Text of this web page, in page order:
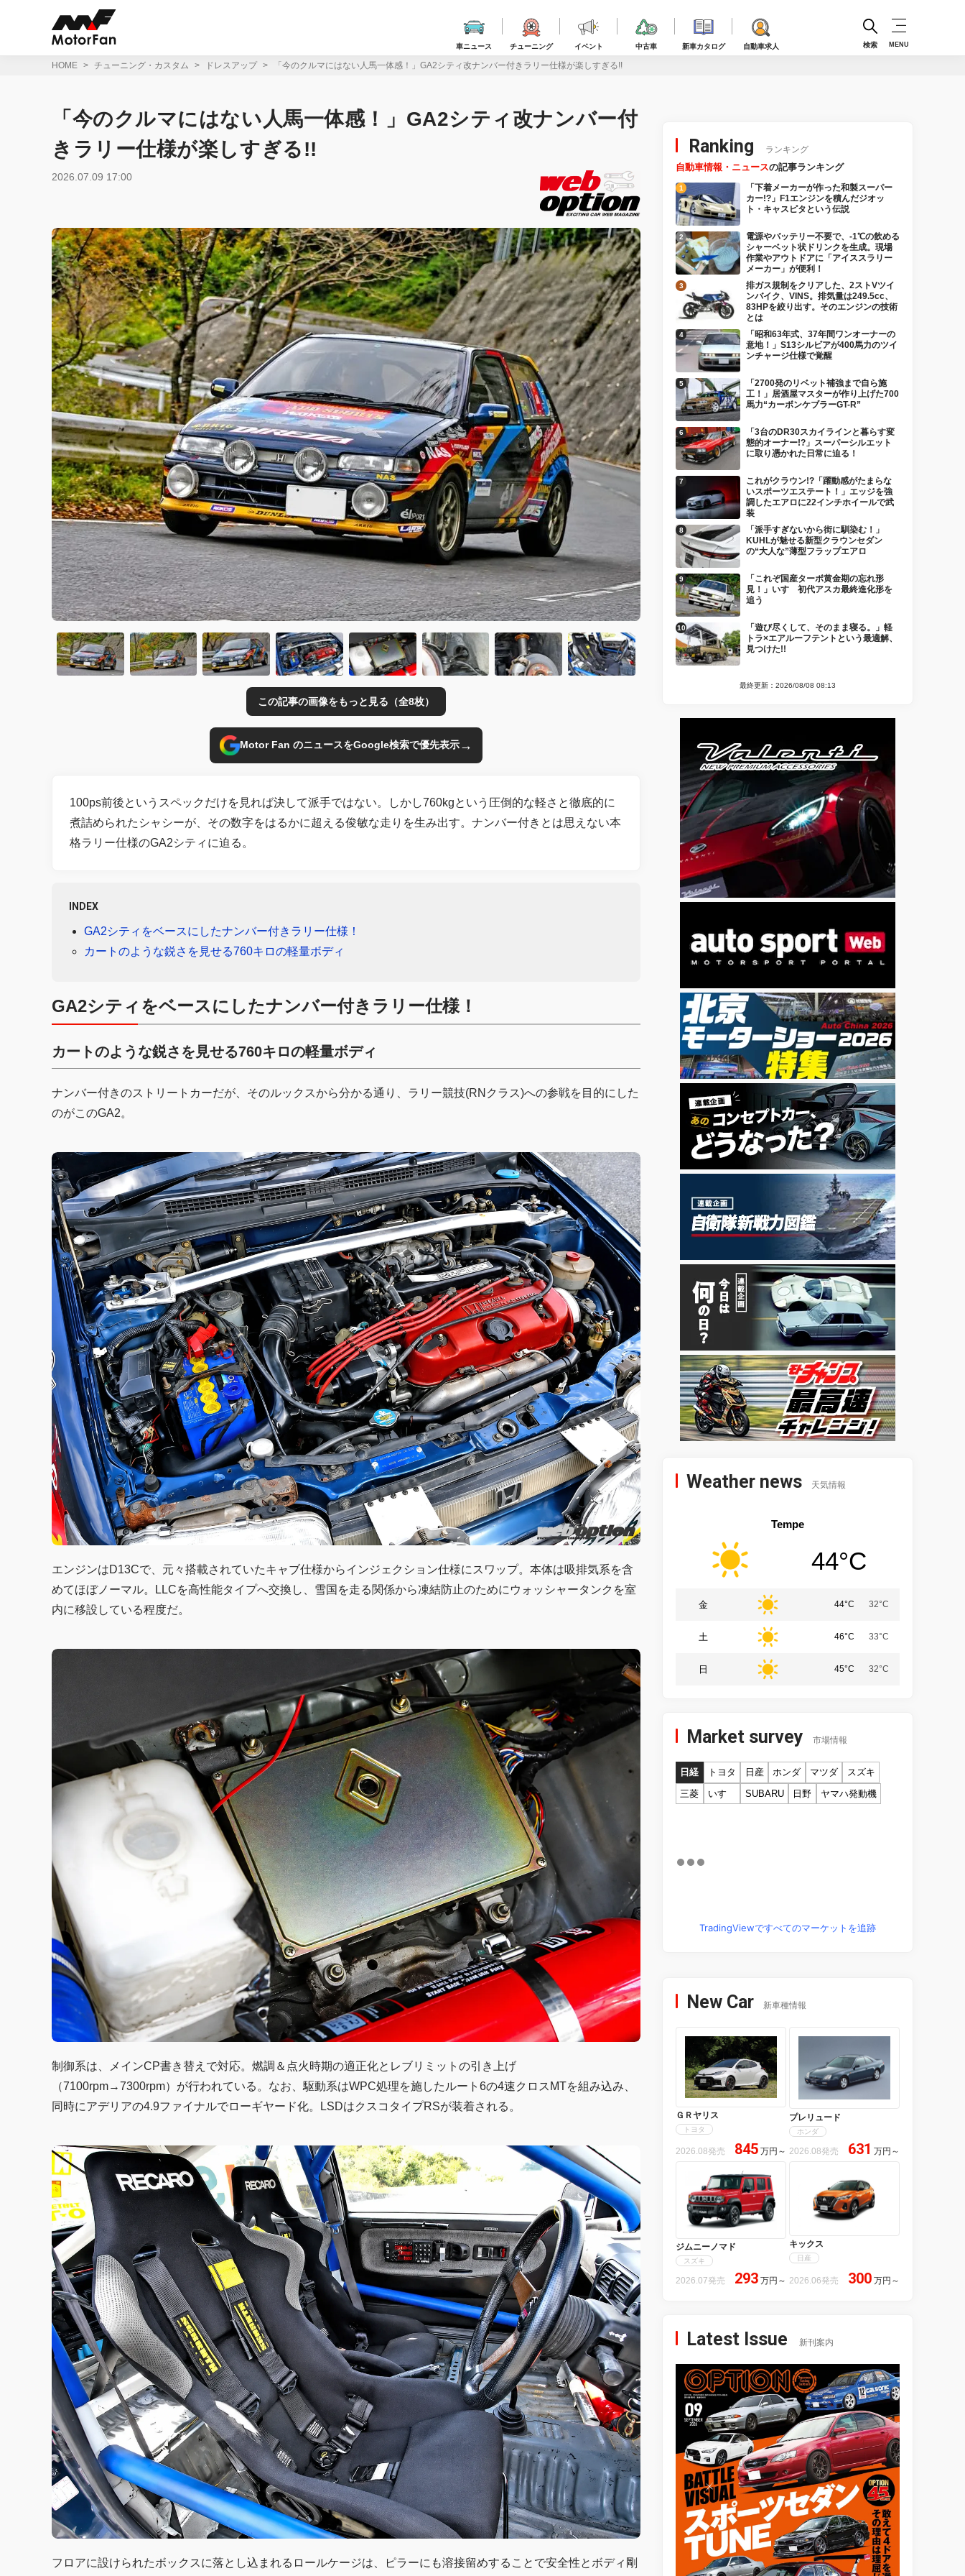
車ニュース チューニング イベント 中古車 新車カタログ 自動車求人 検索 MENU
HOME チューニング・カスタム ドレスアップ 「今のクルマにはない人馬一体感！」GA2シティ改ナンバー付きラリー仕様が楽しすぎる!!
「今のクルマにはない人馬一体感！」GA2シティ改ナンバー付
きラリー仕様が楽しすぎる!!
2026.07.09 17:00
この記事の画像をもっと見る（全8枚）
Motor Fan のニュースをGoogle検索で優先表示→
100ps前後というスペックだけを見れば決して派手ではない。しかし760kgという圧倒的な軽さと徹底的に
煮詰められたシャシーが、その数字をはるかに超える俊敏な走りを生み出す。ナンバー付きとは思えない本
格ラリー仕様のGA2シティに迫る。
INDEX
GA2シティをベースにしたナンバー付きラリー仕様！
カートのような鋭さを見せる760キロの軽量ボディ
GA2シティをベースにしたナンバー付きラリー仕様！
カートのような鋭さを見せる760キロの軽量ボディ
ナンバー付きのストリートカーだが、そのルックスから分かる通り、ラリー競技(RNクラス)への参戦を目的にした
のがこのGA2。
エンジンはD13Cで、元々搭載されていたキャブ仕様からインジェクション仕様にスワップ。本体は吸排気系を含
めてほぼノーマル。LLCを高性能タイプへ交換し、雪国を走る関係から凍結防止のためにウォッシャータンクを室
内に移設している程度だ。
制御系は、メインCP書き替えで対応。燃調＆点火時期の適正化とレブリミットの引き上げ
（7100rpm→7300rpm）が行われている。なお、駆動系はWPC処理を施したルート6の4速クロスMTを組み込み、
同時にアデリアの4.9ファイナルでローギヤード化。LSDはクスコタイプRSが装着される。
フロアに設けられたボックスに落とし込まれるロールケージは、ピラーにも溶接留めすることで安全性とボディ剛
Ranking ランキング
自動車情報・ニュースの記事ランキング
「下着メーカーが作った和製スーパー
カー!?」F1エンジンを積んだジオッ
ト・キャスピタという伝説
電源やバッテリー不要で、-1℃の飲める
シャーベット状ドリンクを生成。現場
作業やアウトドアに「アイススラリー
メーカー」が便利！
排ガス規制をクリアした、2ストVツイ
ンバイク、VINS。排気量は249.5cc、
83HPを絞り出す。そのエンジンの技術
とは
「昭和63年式、37年間ワンオーナーの
意地！」S13シルビアが400馬力のツイ
ンチャージ仕様で覚醒
「2700発のリベット補強まで自ら施
工！」居酒屋マスターが作り上げた700
馬力“カーボンケブラーGT-R”
「3台のDR30スカイラインと暮らす変
態的オーナー!?」スーパーシルエット
に取り憑かれた日常に迫る！
これがクラウン!?「躍動感がたまらな
いスポーツエステート！」エッジを強
調したエアロに22インチホイールで武
装
「派手すぎないから街に馴染む！」
KUHLが魅せる新型クラウンセダン
の“大人な”薄型フラップエアロ
「これぞ国産ターボ黄金期の忘れ形
見！」いすゞ初代アスカ最終進化形を
追う
「遊び尽くして、そのまま寝る。」軽
トラ×エアルーフテントという最適解、
見つけた!!
最終更新：2026/08/08 08:13
Weather news 天気情報
Tempe
44°C
金 44°C 32°C
土 46°C 33°C
日 45°C 32°C
Market survey 市場情報
日経 トヨタ 日産 ホンダ マツダ
スズキ
三菱
いすゞ SUBARU 日野 ヤマハ発動機
TradingViewですべてのマーケットを追跡
New Car 新車種情報
ＧＲヤリス
トヨタ
2026.08発売 845 万円 ～
プレリュード
ホンダ
2026.08発売 631 万円 ～
ジムニーノマド
スズキ
2026.07発売 293 万円 ～
キックス
日産
2026.06発売 300 万円 ～
Latest Issue 新刊案内